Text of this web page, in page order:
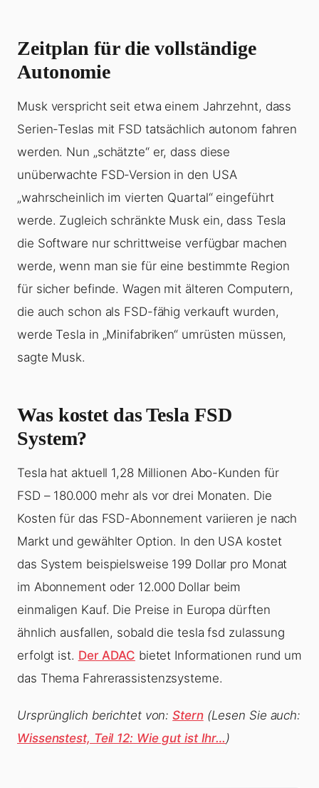
Zeitplan für die vollständige
Autonomie
Musk verspricht seit etwa einem Jahrzehnt, dass
Serien-Teslas mit FSD tatsächlich autonom fahren
werden. Nun „schätzte“ er, dass diese
unüberwachte FSD-Version in den USA
„wahrscheinlich im vierten Quartal“ eingeführt
werde. Zugleich schränkte Musk ein, dass Tesla
die Software nur schrittweise verfügbar machen
werde, wenn man sie für eine bestimmte Region
für sicher befinde. Wagen mit älteren Computern,
die auch schon als FSD-fähig verkauft wurden,
werde Tesla in „Minifabriken“ umrüsten müssen,
sagte Musk.
Was kostet das Tesla FSD
System?
Tesla hat aktuell 1,28 Millionen Abo-Kunden für
FSD – 180.000 mehr als vor drei Monaten. Die
Kosten für das FSD-Abonnement variieren je nach
Markt und gewählter Option. In den USA kostet
das System beispielsweise 199 Dollar pro Monat
im Abonnement oder 12.000 Dollar beim
einmaligen Kauf. Die Preise in Europa dürften
ähnlich ausfallen, sobald die tesla fsd zulassung
erfolgt ist. Der ADAC bietet Informationen rund um
das Thema Fahrerassistenzsysteme.
Ursprünglich berichtet von:Stern (Lesen Sie auch:
Wissenstest, Teil 12: Wie gut ist Ihr…)